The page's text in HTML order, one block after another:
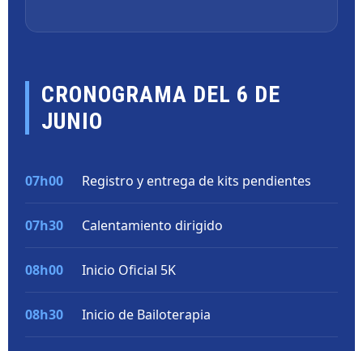
CRONOGRAMA DEL 6 DE
JUNIO
07h00 Registro y entrega de kits pendientes
07h30 Calentamiento dirigido
08h00 Inicio Oficial 5K
08h30 Inicio de Bailoterapia